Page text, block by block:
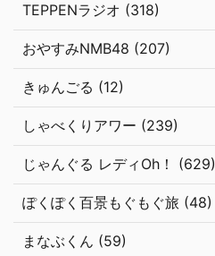
TEPPENラジオ (318)
おやすみNMB48 (207)
きゅんごる (12)
しゃべくりアワー (239)
じゃんぐる レディOh！ (629)
ぽくぽく百景もぐもぐ旅 (48)
まなぶくん (59)